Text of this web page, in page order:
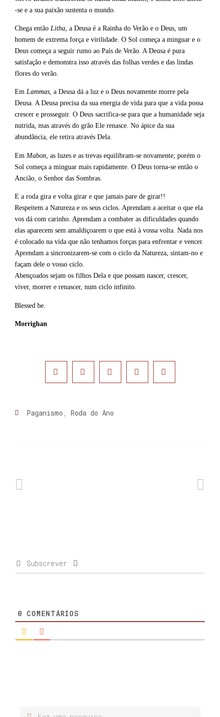
-se e a sua paixão sustenta o mundo.
Chega então Litha , a Deusa é a Rainha do Verão e o Deus, um
homem de extrema força e virilidade. O Sol começa a minguar e o
Deus começa a seguir rumo ao País de Verão. A Deusa é pura
satisfação e demonstra isso através das folhas verdes e das lindas
flores do verão.
Em Lammas, a Deusa dá a luz e o Deus novamente morre pela
Deusa. A Deusa precisa da sua energia de vida para que a vida possa
crescer e prosseguir. O Deus sacrifica-se para que a humanidade seja
nutrida, mas através do grão Ele renasce. No ápice da sua
abundância, ele retira através Dela.
Em Mabon , as luzes e as trevas equilibram-se novamente; porém o
Sol começa a minguar mais rapidamente. O Deus torna-se então o
Ancião, o Senhor das Sombras.
E a roda gira e volta girar e que jamais pare de girar!!
Respeitem a Natureza e os seus ciclos. Aprendam a aceitar o que ela
vos dá com carinho. Aprendam a combater as dificuldades quando
elas aparecem sem amaldiçoarem o que está à vossa volta. Nada nos
é colocado na vida que não tenhamos forças para enfrentar e vencer.
Aprendam a sincronizarem-se com o ciclo da Natureza, sintam-no e
façam dele o vosso ciclo.
Abençoados sejam os filhos Dela e que possam nascer, crescer,
viver, morrer e renascer, num ciclo infinito.
Blessed be.
Morrighan
Paganismo , Roda do Ano
Subscrever
0 COMENTÁRIOS